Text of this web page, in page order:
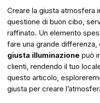
Creare la giusta atmosfera
questione di buon cibo,
raffinato. Un elemento
fare una grande differenza,
giusta illuminazione può
clienti, rendendo il tuo
questo articolo,
giusta per creare